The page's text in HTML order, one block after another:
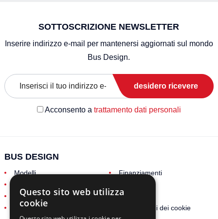
SOTTOSCRIZIONE NEWSLETTER
Inserire indirizzo e-mail per mantenersi aggiornati sul mondo
Bus Design.
desidero ricevere
Acconsento a trattamento dati personali
BUS DESIGN
Modelli
Finanziamenti
Lavora con noi
Contatti
GDPR
Impostazioni dei cookie
Questo sito web utilizza
cookie